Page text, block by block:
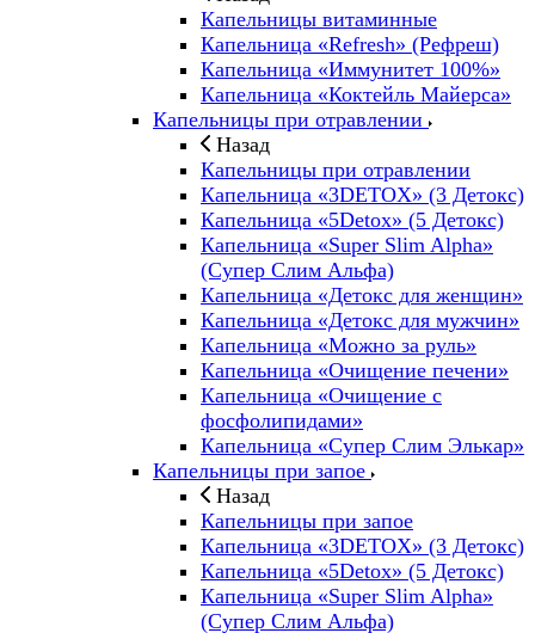
Капельницы витаминные
Капельница «Refresh» (Рефреш)
Капельница «Иммунитет 100%»
Капельница «Коктейль Майерса»
Капельницы при отравлении
Назад
Капельницы при отравлении
Капельница «3DETOX» (3 Детокс)
Капельница «5Detox» (5 Детокс)
Капельница «Super Slim Alpha»
(Cупер Слим Альфа)
Капельница «Детокс для женщин»
Капельница «Детокс для мужчин»
Капельница «Можно за руль»
Капельница «Очищение печени»
Капельница «Очищение с
фосфолипидами»
Капельница «Супер Слим Элькар»
Капельницы при запое
Назад
Капельницы при запое
Капельница «3DETOX» (3 Детокс)
Капельница «5Detox» (5 Детокс)
Капельница «Super Slim Alpha»
(Cупер Слим Альфа)